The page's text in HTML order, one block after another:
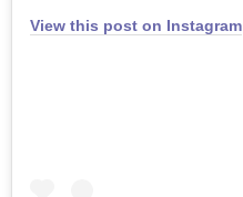
View this post on Instagram